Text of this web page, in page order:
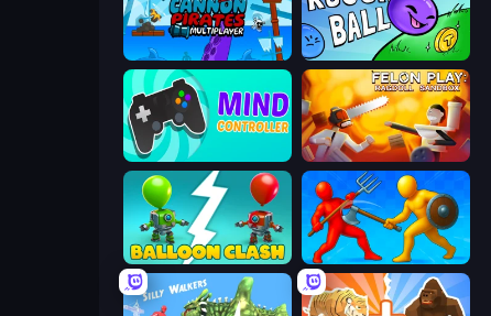
Cannon Pirates Multiplayer Rough Ball
Mind Controller Felon Play: Ragdoll Sandbox
Balloon Clash Epic Sword Battle! Fight in Arena